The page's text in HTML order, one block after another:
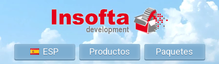
ESP Productos
Paquetes